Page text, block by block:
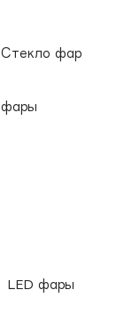
Стекло фар
LED фары